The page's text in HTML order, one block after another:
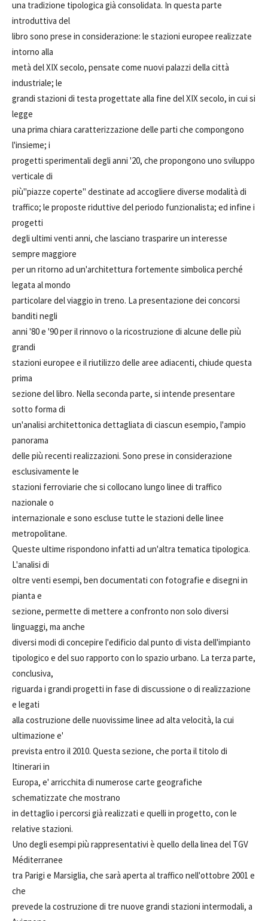
una tradizione tipologica già consolidata. In questa parte
introduttiva del
libro sono prese in considerazione: le stazioni europee realizzate
intorno alla
metà del XIX secolo, pensate come nuovi palazzi della città
industriale; le
grandi stazioni di testa progettate alla fine del XIX secolo, in cui si
legge
una prima chiara caratterizzazione delle parti che compongono
l'insieme; i
progetti sperimentali degli anni '20, che propongono uno sviluppo
verticale di
più"piazze coperte" destinate ad accogliere diverse modalità di
traffico; le proposte riduttive del periodo funzionalista; ed infine i
progetti
degli ultimi venti anni, che lasciano trasparire un interesse
sempre maggiore
per un ritorno ad un'architettura fortemente simbolica perché
legata al mondo
particolare del viaggio in treno. La presentazione dei concorsi
banditi negli
anni '80 e '90 per il rinnovo o la ricostruzione di alcune delle più
grandi
stazioni europee e il riutilizzo delle aree adiacenti, chiude questa
prima
sezione del libro. Nella seconda parte, si intende presentare
sotto forma di
un'analisi architettonica dettagliata di ciascun esempio, l'ampio
panorama
delle più recenti realizzazioni. Sono prese in considerazione
esclusivamente le
stazioni ferroviarie che si collocano lungo linee di traffico
nazionale o
internazionale e sono escluse tutte le stazioni delle linee
metropolitane.
Queste ultime rispondono infatti ad un'altra tematica tipologica.
L'analisi di
oltre venti esempi, ben documentati con fotografie e disegni in
pianta e
sezione, permette di mettere a confronto non solo diversi
linguaggi, ma anche
diversi modi di concepire l'edificio dal punto di vista dell'impianto
tipologico e del suo rapporto con lo spazio urbano. La terza parte,
conclusiva,
riguarda i grandi progetti in fase di discussione o di realizzazione
e legati
alla costruzione delle nuovissime linee ad alta velocità, la cui
ultimazione e'
prevista entro il 2010. Questa sezione, che porta il titolo di
Itinerari in
Europa, e' arricchita di numerose carte geografiche
schematizzate che mostrano
in dettaglio i percorsi già realizzati e quelli in progetto, con le
relative stazioni.
Uno degli esempi più rappresentativi è quello della linea del TGV
Méditerranee
tra Parigi e Marsiglia, che sarà aperta al traffico nell'ottobre 2001 e
che
prevede la costruzione di tre nuove grandi stazioni intermodali, a